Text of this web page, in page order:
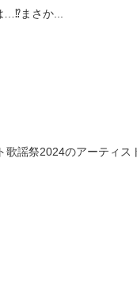
まさか...
謡祭2024のアーティス